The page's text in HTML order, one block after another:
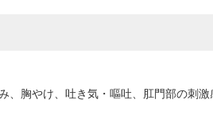
、胸やけ、吐き気・嘔吐、肛門部の刺